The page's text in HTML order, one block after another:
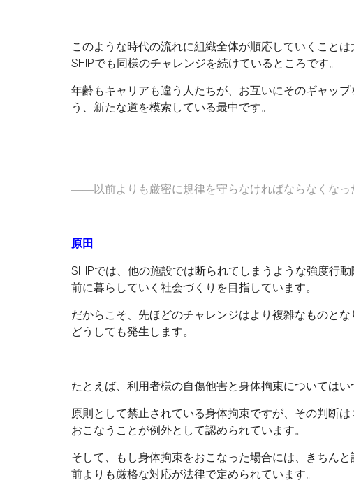
このような時代の流れに組織全体が順応していくこと
SHIPでも同様のチャレンジを続けているところです。
年齢もキャリアも違う人たちが、お互いにそのギャッ
う、新たな道を模索している最中です。
――以前よりも厳密に規律を守らなければならなくなっ
原田
SHIPでは、他の施設では断られてしまうような強度行
前に暮らしていく社会づくりを目指しています。
だからこそ、先ほどのチャレンジはより複雑なものと
どうしても発生します。
たとえば、利用者様の自傷他害と身体拘束についてはい
原則として禁止されている身体拘束ですが、その判断
おこなうことが例外として認められています。
そして、もし身体拘束をおこなった場合には、きちん
前よりも厳格な対応が法律で定められています。